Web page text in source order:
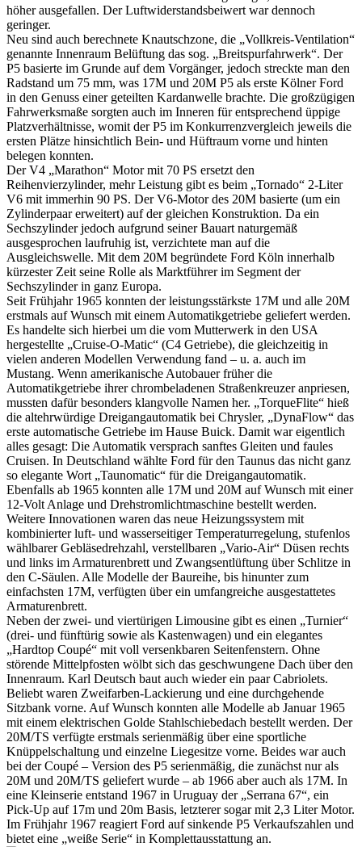
höher ausgefallen. Der Luftwiderstandsbeiwert war dennoch
geringer.
Neu sind auch berechnete Knautschzone, die „Vollkreis-Ventilation“
genannte Innenraum Belüftung das sog. „Breitspurfahrwerk“. Der
P5 basierte im Grunde auf dem Vorgänger, jedoch streckte man den
Radstand um 75 mm, was 17M und 20M P5 als erste Kölner Ford
in den Genuss einer geteilten Kardanwelle brachte. Die großzügigen
Fahrwerksmaße sorgten auch im Inneren für entsprechend üppige
Platzverhältnisse, womit der P5 im Konkurrenzvergleich jeweils die
ersten Plätze hinsichtlich Bein- und Hüftraum vorne und hinten
belegen konnten.
Der V4 „Marathon“ Motor mit 70 PS ersetzt den
Reihenvierzylinder, mehr Leistung gibt es beim „Tornado“ 2-Liter
V6 mit immerhin 90 PS. Der V6-Motor des 20M basierte (um ein
Zylinderpaar erweitert) auf der gleichen Konstruktion. Da ein
Sechszylinder jedoch aufgrund seiner Bauart naturgemäß
ausgesprochen laufruhig ist, verzichtete man auf die
Ausgleichswelle. Mit dem 20M begründete Ford Köln innerhalb
kürzester Zeit seine Rolle als Marktführer im Segment der
Sechszylinder in ganz Europa.
Seit Frühjahr 1965 konnten der leistungsstärkste 17M und alle 20M
erstmals auf Wunsch mit einem Automatikgetriebe geliefert werden.
Es handelte sich hierbei um die vom Mutterwerk in den USA
hergestellte „Cruise-O-Matic“ (C4 Getriebe), die gleichzeitig in
vielen anderen Modellen Verwendung fand – u. a. auch im
Mustang. Wenn amerikanische Autobauer früher die
Automatikgetriebe ihrer chrombeladenen Straßenkreuzer anpriesen,
mussten dafür besonders klangvolle Namen her. „TorqueFlite“ hieß
die altehrwürdige Dreigangautomatik bei Chrysler, „DynaFlow“ das
erste automatische Getriebe im Hause Buick. Damit war eigentlich
alles gesagt: Die Automatik versprach sanftes Gleiten und faules
Cruisen. In Deutschland wählte Ford für den Taunus das nicht ganz
so elegante Wort „Taunomatic“ für die Dreigangautomatik.
Ebenfalls ab 1965 konnten alle 17M und 20M auf Wunsch mit einer
12-Volt Anlage und Drehstromlichtmaschine bestellt werden.
Weitere Innovationen waren das neue Heizungssystem mit
kombinierter luft- und wasserseitiger Temperaturregelung, stufenlos
wählbarer Gebläsedrehzahl, verstellbaren „Vario-Air“ Düsen rechts
und links im Armaturenbrett und Zwangsentlüftung über Schlitze in
den C-Säulen. Alle Modelle der Baureihe, bis hinunter zum
einfachsten 17M, verfügten über ein umfangreiche ausgestattetes
Armaturenbrett.
Neben der zwei- und viertürigen Limousine gibt es einen „Turnier“
(drei- und fünftürig sowie als Kastenwagen) und ein elegantes
„Hardtop Coupé“ mit voll versenkbaren Seitenfenstern. Ohne
störende Mittelpfosten wölbt sich das geschwungene Dach über den
Innenraum. Karl Deutsch baut auch wieder ein paar Cabriolets.
Beliebt waren Zweifarben-Lackierung und eine durchgehende
Sitzbank vorne. Auf Wunsch konnten alle Modelle ab Januar 1965
mit einem elektrischen Golde Stahlschiebedach bestellt werden. Der
20M/TS verfügte erstmals serienmäßig über eine sportliche
Knüppelschaltung und einzelne Liegesitze vorne. Beides war auch
bei der Coupé – Version des P5 serienmäßig, die zunächst nur als
20M und 20M/TS geliefert wurde – ab 1966 aber auch als 17M. In
eine Kleinserie entstand 1967 in Uruguay der „Serrana 67“, ein
Pick-Up auf 17m und 20m Basis, letzterer sogar mit 2,3 Liter Motor.
Im Frühjahr 1967 reagiert Ford auf sinkende P5 Verkaufszahlen und
bietet eine „weiße Serie“ in Komplettausstattung an.